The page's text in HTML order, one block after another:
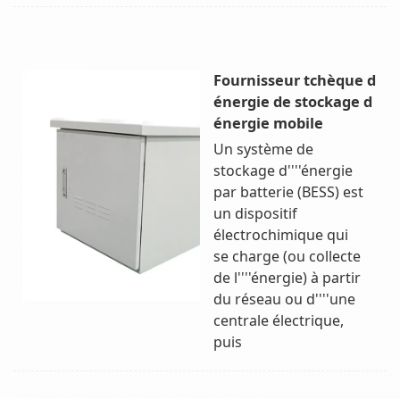
Fournisseur tchèque d
énergie de stockage d
énergie mobile
Un système de
stockage d''''énergie
par batterie (BESS) est
un dispositif
électrochimique qui
se charge (ou collecte
de l''''énergie) à partir
du réseau ou d''''une
centrale électrique,
puis